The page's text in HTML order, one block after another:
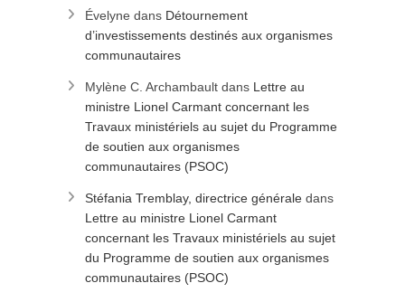
Évelyne dans Détournement
d’investissements destinés aux organismes
communautaires
Mylène C. Archambault dans Lettre au
ministre Lionel Carmant concernant les
Travaux ministériels au sujet du Programme
de soutien aux organismes
communautaires (PSOC)
Stéfania Tremblay, directrice générale dans
Lettre au ministre Lionel Carmant
concernant les Travaux ministériels au sujet
du Programme de soutien aux organismes
communautaires (PSOC)